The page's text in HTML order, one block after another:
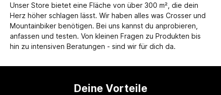
Unser Store bietet eine Fläche von über 300 m², die dein
Herz höher schlagen lässt. Wir haben alles was Crosser und
Mountainbiker benötigen. Bei uns kannst du anprobieren,
anfassen und testen. Von kleinen Fragen zu Produkten bis
hin zu intensiven Beratungen - sind wir für dich da.
Deine Vorteile